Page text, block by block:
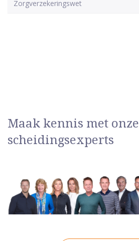
Zorgverzekeringswet
Maak kennis met onze
scheidingsexperts